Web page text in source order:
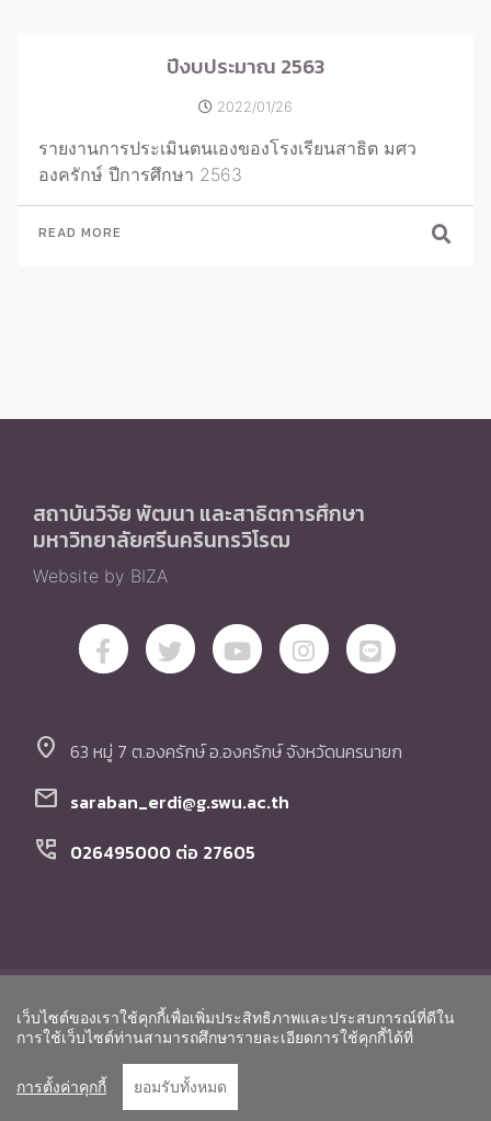
เว็บไซต์ของเราใช้คุกกี้เพื่อเพิ่มประสิทธิภาพและประสบการณ์ที่ดีใน
การใช้เว็บไซต์ท่านสามารถศึกษารายละเอียดการใช้คุกกี้ได้ที่
การตั้งค่าคุกกี้ ยอมรับทั้งหมด
ปีงบประมาณ 2563
2022/01/26
รายงานการประเมินตนเองของโรงเรียนสาธิต มศว
องครักษ์ ปีการศึกษา 2563
READ MORE
สถาบันวิจัย พัฒนา และสาธิตการศึกษา
มหาวิทยาลัยศรีนครินทรวิโรฒ
Website by BIZA
location_on 63 หมู่ 7 ต.องครักษ์ อ.องครักษ์ จังหวัดนครนายก
mail saraban_erdi@g.swu.ac.th
perm_phone_msg 026495000 ต่อ 27605
© Copyright สถาบันวิจัย พัฒนา และสาธิตการศึกษา
มหาวิทยาลัยศรีนครินทรวิโรฒ. All Rights Reserved.